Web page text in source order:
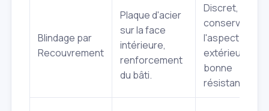
Blindage par
Recouvrement
Plaque d'acier
sur la face
intérieure,
renforcement
du bâti.
Discret,
conserve
l'aspect
extérieur,
bonne
résistance.